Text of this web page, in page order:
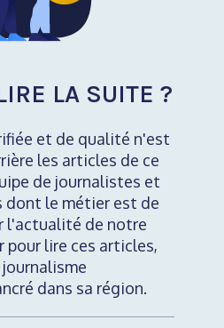
LA SUITE ?
et de qualité n'est
les articles de ce
de journalistes et
dont le métier est de
l'actualité de notre
pour lire ces articles,
dans sa région.